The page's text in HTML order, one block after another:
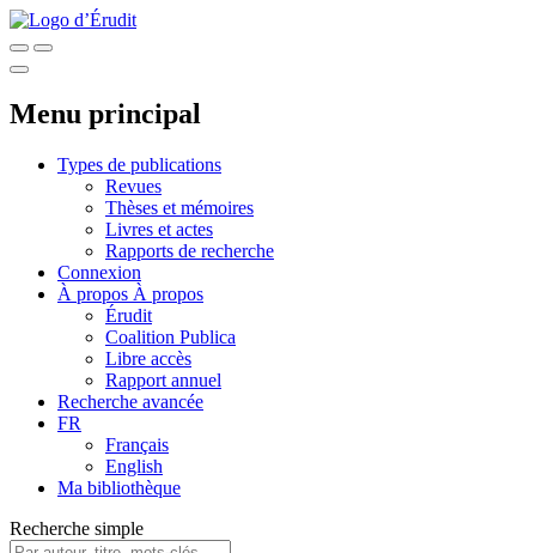
Menu principal
Types de publications
Revues
Thèses et mémoires
Livres et actes
Rapports de recherche
Connexion
À propos À propos
Érudit
Coalition Publica
Libre accès
Rapport annuel
Recherche avancée
FR
Français
English
Ma bibliothèque
Recherche simple